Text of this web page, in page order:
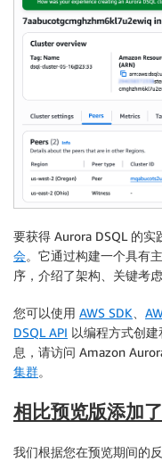
要获得 Aurora DSQL 的实
会。它通过构建一个具有
序，介绍了架构、关键考
您可以使用 AWS SDK
DSQL API 以编程方式创
息，请访问 Amazon
集群。
相比预览版添加
我们根据您在预览期间的